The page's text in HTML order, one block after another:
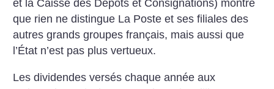
et la Caisse des Dépôts et Consignations) montre
que rien ne distingue La Poste et ses filiales des
autres grands groupes français, mais aussi que
l’État n’est pas plus vertueux.
Les dividendes versés chaque année aux